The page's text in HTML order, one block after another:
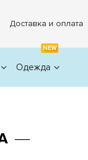
Доставка и оплата
NEW
Одежда
―